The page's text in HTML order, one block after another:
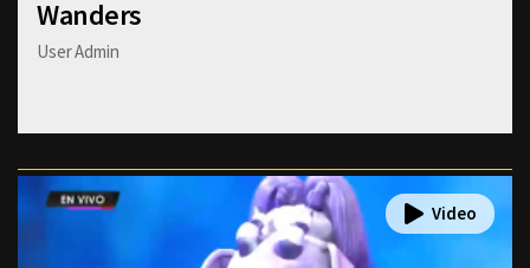
Wanders
User Admin